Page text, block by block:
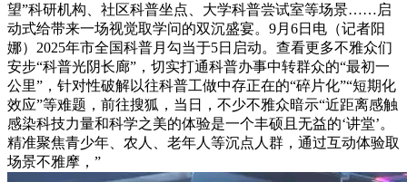
望”科研机构、社区科普坐点、大学科普尝试室等场景……启
动式给带来一场视觉取学问的双沉盛宴。9月6日电（记者阳
娜）2025年市全国科普月勾当于5日启动。查看更多不雅众们
安步“科普光阴长廊”，切实打通科普办事中转群众的“最初一
公里”，针对性破解以往科普工做中存正在的“碎片化”“短期化
效应”等难题，前往搜狐，当日，不少不雅众暗示“近距离感触
感染科技力量和科学之美的体验是一个丰硕且无益的‘讲堂’。
精准聚焦青少年、农人、老年人等沉点人群，通过互动体验取
场景不雅摩，”